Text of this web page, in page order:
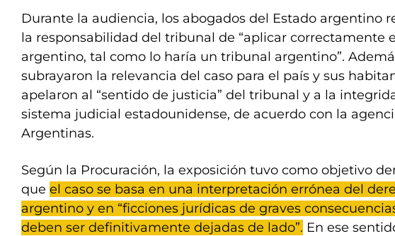
Durante la audiencia, los abogados del Estado argentino
la responsabilidad del tribunal de “aplicar correctamente
argentino, tal como lo haría un tribunal argentino”.
subrayaron la relevancia del caso para el país y sus
apelaron al “sentido de justicia” del tribunal y a la
sistema judicial estadounidense, de acuerdo con la
Argentinas.
Según la Procuración, la exposición tuvo como objetivo
que el caso se basa en una interpretación errónea del
argentino y en “ficciones jurídicas de graves
deben ser definitivamente dejadas de lado”. En ese